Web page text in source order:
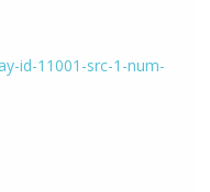
id-11001-src-1-num-